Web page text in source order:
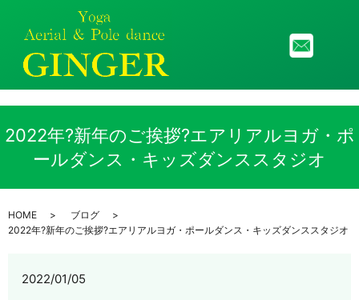
メニ
2022年?新年のご挨拶?エアリアルヨガ・ポ
ールダンス・キッズダンススタジオ
HOME
ブログ
2022年?新年のご挨拶?エアリアルヨガ・ポールダンス・キッズダンススタジオ
2022/01/05